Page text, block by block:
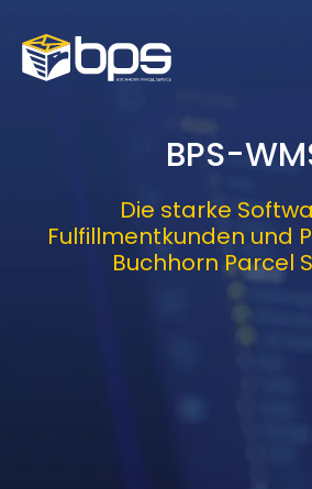
BPS-
Die starke
Fulfillmentkunden und
Buchhorn Parcel